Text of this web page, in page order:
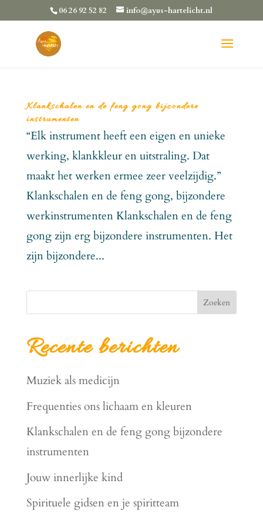
06 26 92 52 82 info@ayus-hartelicht.nl
Klankschalen en de feng gong bijzondere
instrumenten
“Elk instrument heeft een eigen en unieke
werking, klankkleur en uitstraling. Dat
maakt het werken ermee zeer veelzijdig.”
Klankschalen en de feng gong, bijzondere
werkinstrumenten Klankschalen en de feng
gong zijn erg bijzondere instrumenten. Het
zijn bijzondere...
Zoeken
Recente berichten
Muziek als medicijn
Frequenties ons lichaam en kleuren
Klankschalen en de feng gong bijzondere
instrumenten
Jouw innerlijke kind
Spirituele gidsen en je spiritteam